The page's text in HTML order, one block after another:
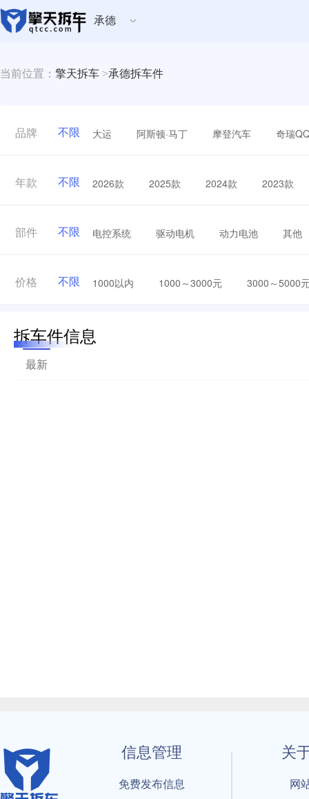
承德
当前位置： 擎天拆车 >承德拆车件
品牌 不限 大运 阿斯顿·马丁 摩登汽车 奇瑞
年款 不限 2026款 2025款 2024款 2023款
部件 不限 电控系统 驱动电机 动力电池 其他
价格 不限 1000以内 1000～3000元 3000～5000
拆车件信息
最新
信息管理
免费发布信息
关
网